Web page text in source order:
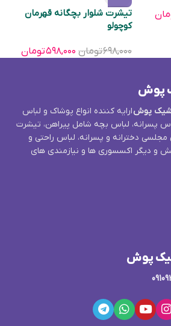
تیشرت شلوار بچگانه قهرمان
کوچولو
۶۹۸,۰۰۰تومان ۵۹۸,۰۰۰تومان
پوش
پوشارایه کننده انواع پوشاک و لباس
پسرانه، لباس بچه شامل پیراهن، تیشرت
مجلسی دخترانه و پسرانه، لباس راحتی و
و دیگر اکسسوری ها و نیازمندی های
پوش